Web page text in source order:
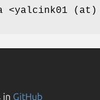
<yalcink01 (at)
in GitHub